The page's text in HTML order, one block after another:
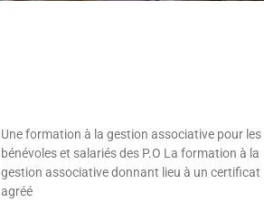
Une formation à la gestion associative pour les
bénévoles et salariés des P.O La formation à la
gestion associative donnant lieu à un certificat
agréé